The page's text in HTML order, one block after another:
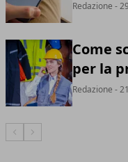
Redazione -
Come
per la
Redazione -
Articolo Precedente
Articolo Successivo